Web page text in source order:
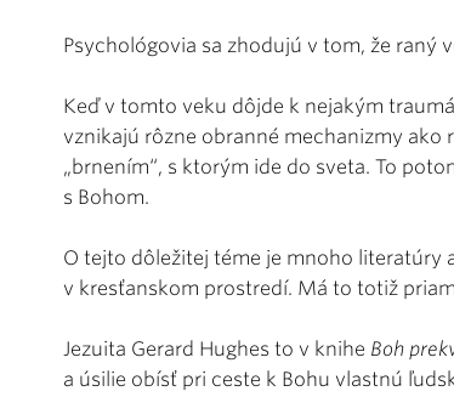
Psychológovia sa zhodujú v tom, že raný
Keď v tomto veku dôjde k nejakým
vznikajú rôzne obranné mechanizmy ako
„brnením“, s ktorým ide do sveta. To
s Bohom.
O tejto dôležitej téme je mnoho literatúry
v kresťanskom prostredí. Má to totiž
Jezuita Gerard Hughes to v knihe Boh
a úsilie obísť pri ceste k Bohu vlastnú